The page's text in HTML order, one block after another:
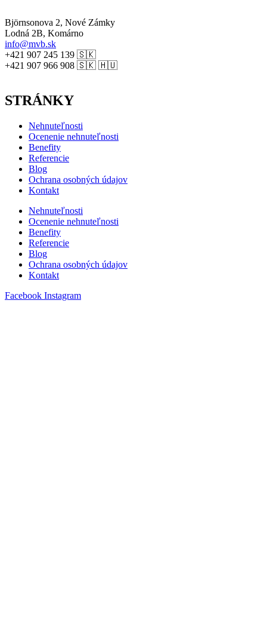
Björnsonova 2, Nové Zámky
Lodná 2B, Komárno
info@mvb.sk
+421 907 245 139 🇸🇰
+421 907 966 908 🇸🇰 🇭🇺
STRÁNKY
Nehnuteľnosti
Ocenenie nehnuteľnosti
Benefity
Referencie
Blog
Ochrana osobných údajov
Kontakt
Nehnuteľnosti
Ocenenie nehnuteľnosti
Benefity
Referencie
Blog
Ochrana osobných údajov
Kontakt
Facebook Instagram